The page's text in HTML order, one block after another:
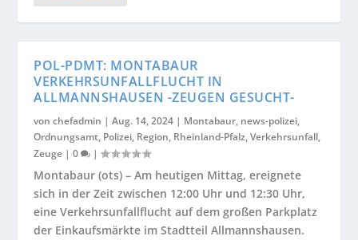
POL-PDMT: MONTABAUR
VERKEHRSUNFALLFLUCHT IN
ALLMANNSHAUSEN -ZEUGEN GESUCHT-
vonchefadmin |Aug. 14, 2024 | Montabaur, news-polizei,
Ordnungsamt, Polizei, Region, Rheinland-Pfalz,Verkehrsunfall,
Zeuge |0 |
Montabaur (ots) – Am heutigen Mittag, ereignete
sich in der Zeit zwischen 12:00 Uhr und 12:30 Uhr,
eine Verkehrsunfallflucht auf dem großen Parkplatz
der Einkaufsmärkte im Stadtteil Allmannshausen.